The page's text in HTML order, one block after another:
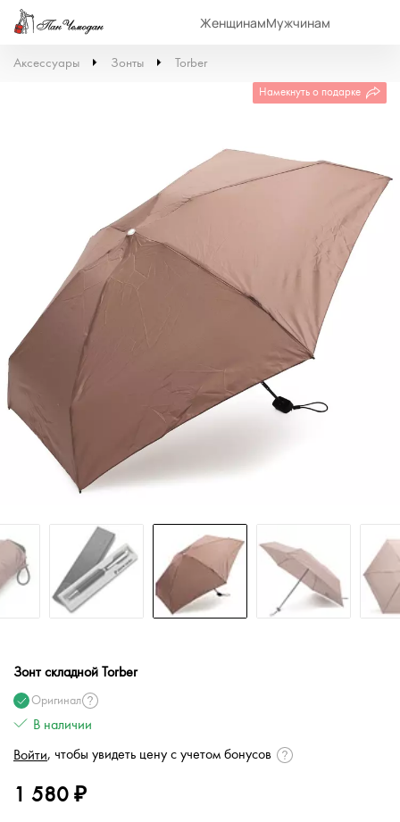
ЖенщинамМужчинам
Аксессуары Зонты Torber
Намекнуть о подарке
Зонт складной Torber
Оригинал
В наличии
Войти, чтобы увидеть цену с учетом бонусов
1 580 ₽